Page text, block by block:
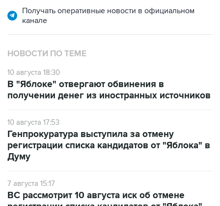
Получать оперативные новости в официальном
канале
НОВОСТИ ПО ТЕМЕ
10 августа 18:30
В "Яблоке" отвергают обвинения в
получении денег из иностранных источников
10 августа 17:53
Генпрокуратура выступила за отмену
регистрации списка кандидатов от "Яблока" в
Думу
7 августа 15:17
ВС рассмотрит 10 августа иск об отмене